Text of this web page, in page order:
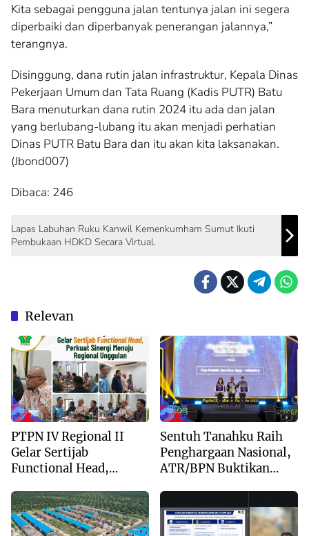
Kita sebagai pengguna jalan tentunya jalan ini segera
diperbaiki dan diperbanyak penerangan jalannya,”
terangnya.
Disinggung, dana rutin jalan infrastruktur, Kepala Dinas
Pekerjaan Umum dan Tata Ruang (Kadis PUTR) Batu
Bara menuturkan dana rutin 2024 itu ada dan jalan
yang berlubang-lubang itu akan menjadi perhatian
Dinas PUTR Batu Bara dan itu akan kita laksanakan.
(Jbond007)
Dibaca: 246
Lapas Labuhan Ruku Kanwil Kemenkumham Sumut Ikuti
Pembukaan HDKD Secara Virtual.
Relevan
Blog
PTPN IV Regional II
Gelar Sertijab
Functional Head,
Regional Unggulan
Blog
Sentuh Tanahku Raih
Penghargaan Nasional,
ATR/BPN Buktikan